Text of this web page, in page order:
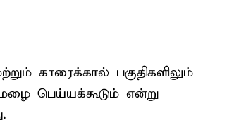
காரைக்கால் பகுதிகளிலும்
பெய்யக்கூடும் என்று